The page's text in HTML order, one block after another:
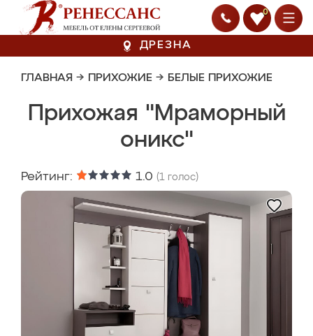
0
ДРЕЗНА
ГЛАВНАЯ → ПРИХОЖИЕ → БЕЛЫЕ ПРИХОЖИЕ
Прихожая "Мраморный
оникс"
Рейтинг: 1.0 (1 голос)